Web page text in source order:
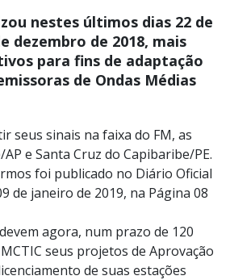
nestes últimos dias 22 de
dezembro de 2018, mais
para fins de adaptação
de Ondas Médias
seus sinais na faixa do FM, as
e Santa Cruz do Capibaribe/PE.
foi publicado no Diário Oficial
de janeiro de 2019, na Página 08
agora, num prazo de 120
seus projetos de Aprovação
de suas estações